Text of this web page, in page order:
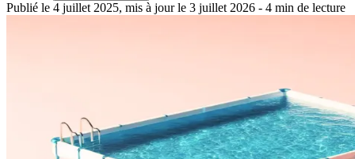
Publié le 4 juillet 2025, mis à jour le 3 juillet 2026 - 4 min de lecture